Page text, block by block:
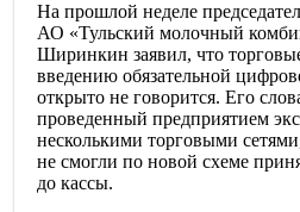
На прошлой неделе
АО «Тульский молочный
Ширинкин заявил, что
введению обязательной
открыто не говорится. Его
проведенный предприятием
несколькими торговыми
не смогли по новой схеме
до кассы.